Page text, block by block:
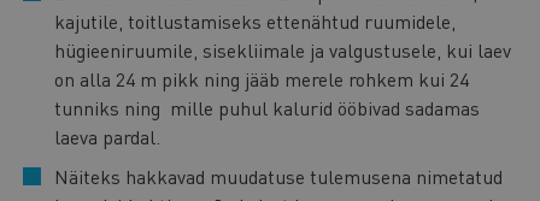
kajutile, toitlustamiseks ettenähtud ruumidele,
hügieeniruumile, sisekliimale ja valgustusele, kui laev
on alla 24 m pikk ning jääb merele rohkem kui 24
tunniks ning mille puhul kalurid ööbivad sadamas
laeva pardal.
Näiteks hakkavad muudatuse tulemusena nimetatud